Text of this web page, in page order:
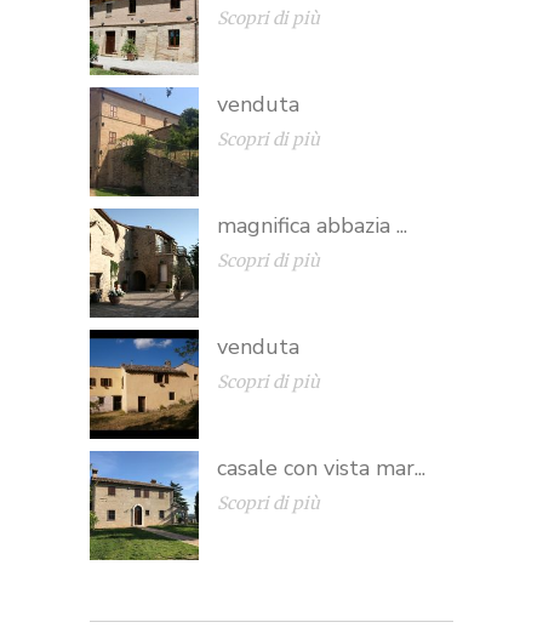
Scopri di più
venduta
Scopri di più
magnifica abbazia ...
Scopri di più
venduta
Scopri di più
casale con vista mar...
Scopri di più